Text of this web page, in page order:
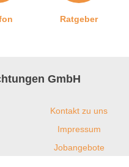
Ratgeber
GmbH
Kontakt zu uns
Impressum
Jobangebote